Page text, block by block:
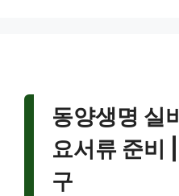
동양생명 실
요서류 준비
구